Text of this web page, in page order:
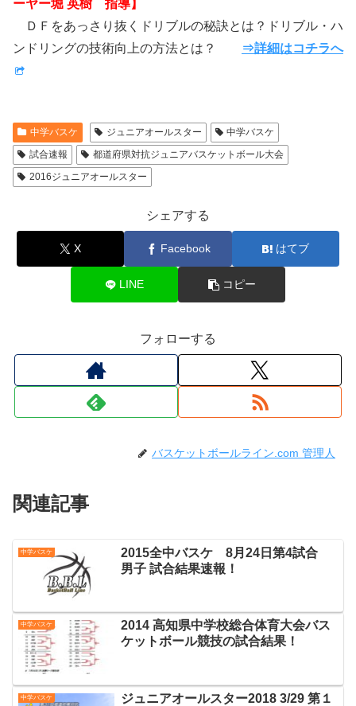
ーヤー堀 英樹 指導】
ＤＦをあっさり抜くドリブルの秘訣とは？ドリブル・ハ
ンドリングの技術向上の方法とは？
⇒詳細はコチラへ
中学バスケ ジュニアオールスター
中学バスケ
試合速報
都道府県対抗ジュニアバスケットボール大会
2016ジュニアオールスター
シェアする
X Facebook はてブ
LINE コピー
フォローする
バスケットボールライン.com 管理人
関連記事
中学バスケ
2015全中バスケ 8月24日第4試合
男子 試合結果速報！
中学バスケ
2014 高知県中学校総合体育大会バス
ケットボール競技の試合結果！
中学バスケ
ジュニアオールスター2018 3/29 第１